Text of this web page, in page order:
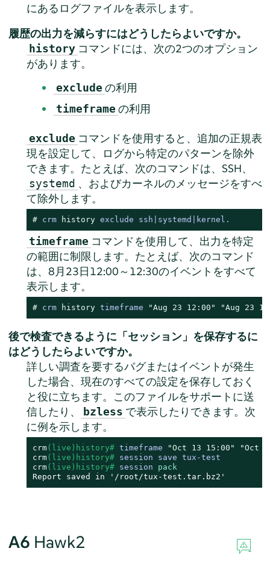
にあるログファイルを表示します。
履歴の出力を減らすにはどうしたらよいですか。
history コマンドには、次の2つのオプション
があります。
exclude の利用
timeframe の利用
exclude コマンドを使用すると、追加の正規表
現を設定して、ログから特定のパターンを除外
できます。たとえば、次のコマンドは、SSH、
systemd 、およびカーネルのメッセージをすべ
て除外します。
# crm history exclude ssh|systemd|kernel.
timeframe コマンドを使用して、出力を特定
の範囲に制限します。たとえば、次のコマンド
は、8月23日12:00～12:30のイベントをすべて
表示します。
# crm history timeframe "Aug 23 12:00" "Aug 23
後で検査できるように 「セッション」 を保存するに
はどうしたらよいですか。
詳しい調査を要するバグまたはイベントが発生
した場合、現在のすべての設定を保存しておく
と役に立ちます。このファイルをサポートに送
信したり、
bzless で表示したりできます。次
に例を示します。
crm(live)history# timeframe "Oct 13 15:00"
"Oct
crm(live)history# session save tux-test
crm(live)history# session pack
Report saved in '/root/tux-test.tar.bz2'
A6 Hawk2